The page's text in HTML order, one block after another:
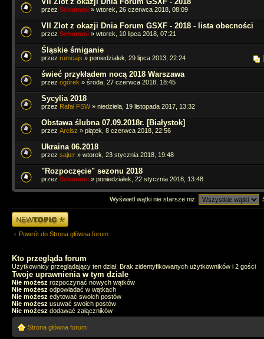
przez Schummi » wtorek, 26 czerwca 2018, 08:09
VII Zlot z okazji Dnia Forum GSXF - 2018 - lista obecności
przez Schummi » wtorek, 10 lipca 2018, 07:21
Śląskie śmiganie
przez rumcajs » poniedziałek, 29 lipca 2013, 22:24
świeć przykładem nocą 2018 Warszawa
przez ogórek » środa, 27 czerwca 2018, 18:45
Sycylia 2018
przez Rafał FSW» niedziela, 19 listopada 2017, 13:32
Obstawa ślubna 07.09.2018r. [Białystok]
przez Arcisz » piątek, 8 czerwca 2018, 22:56
Ukraina 06.2018
przez sajter » wtorek, 23 stycznia 2018, 19:48
"Rozpoczęcie" sezonu 2018
przez Schummi » poniedziałek, 22 stycznia 2018, 13:48
Wyświetl wątki nie starsze niż:
Napisz wątek
Powrót do Strona główna forum
Kto przegląda forum
Użytkownicy przeglądający ten dział: Brak zidentyfikowanych użytkowników i 2 gości
Twoje uprawnienia w tym dziale
Nie możesz rozpoczynać nowych wątków
Nie możesz odpowiadać w wątkach
Nie możesz edytować swoich postów
Nie możesz usuwać swoich postów
Nie możesz dodawać załączników
Strona główna forum